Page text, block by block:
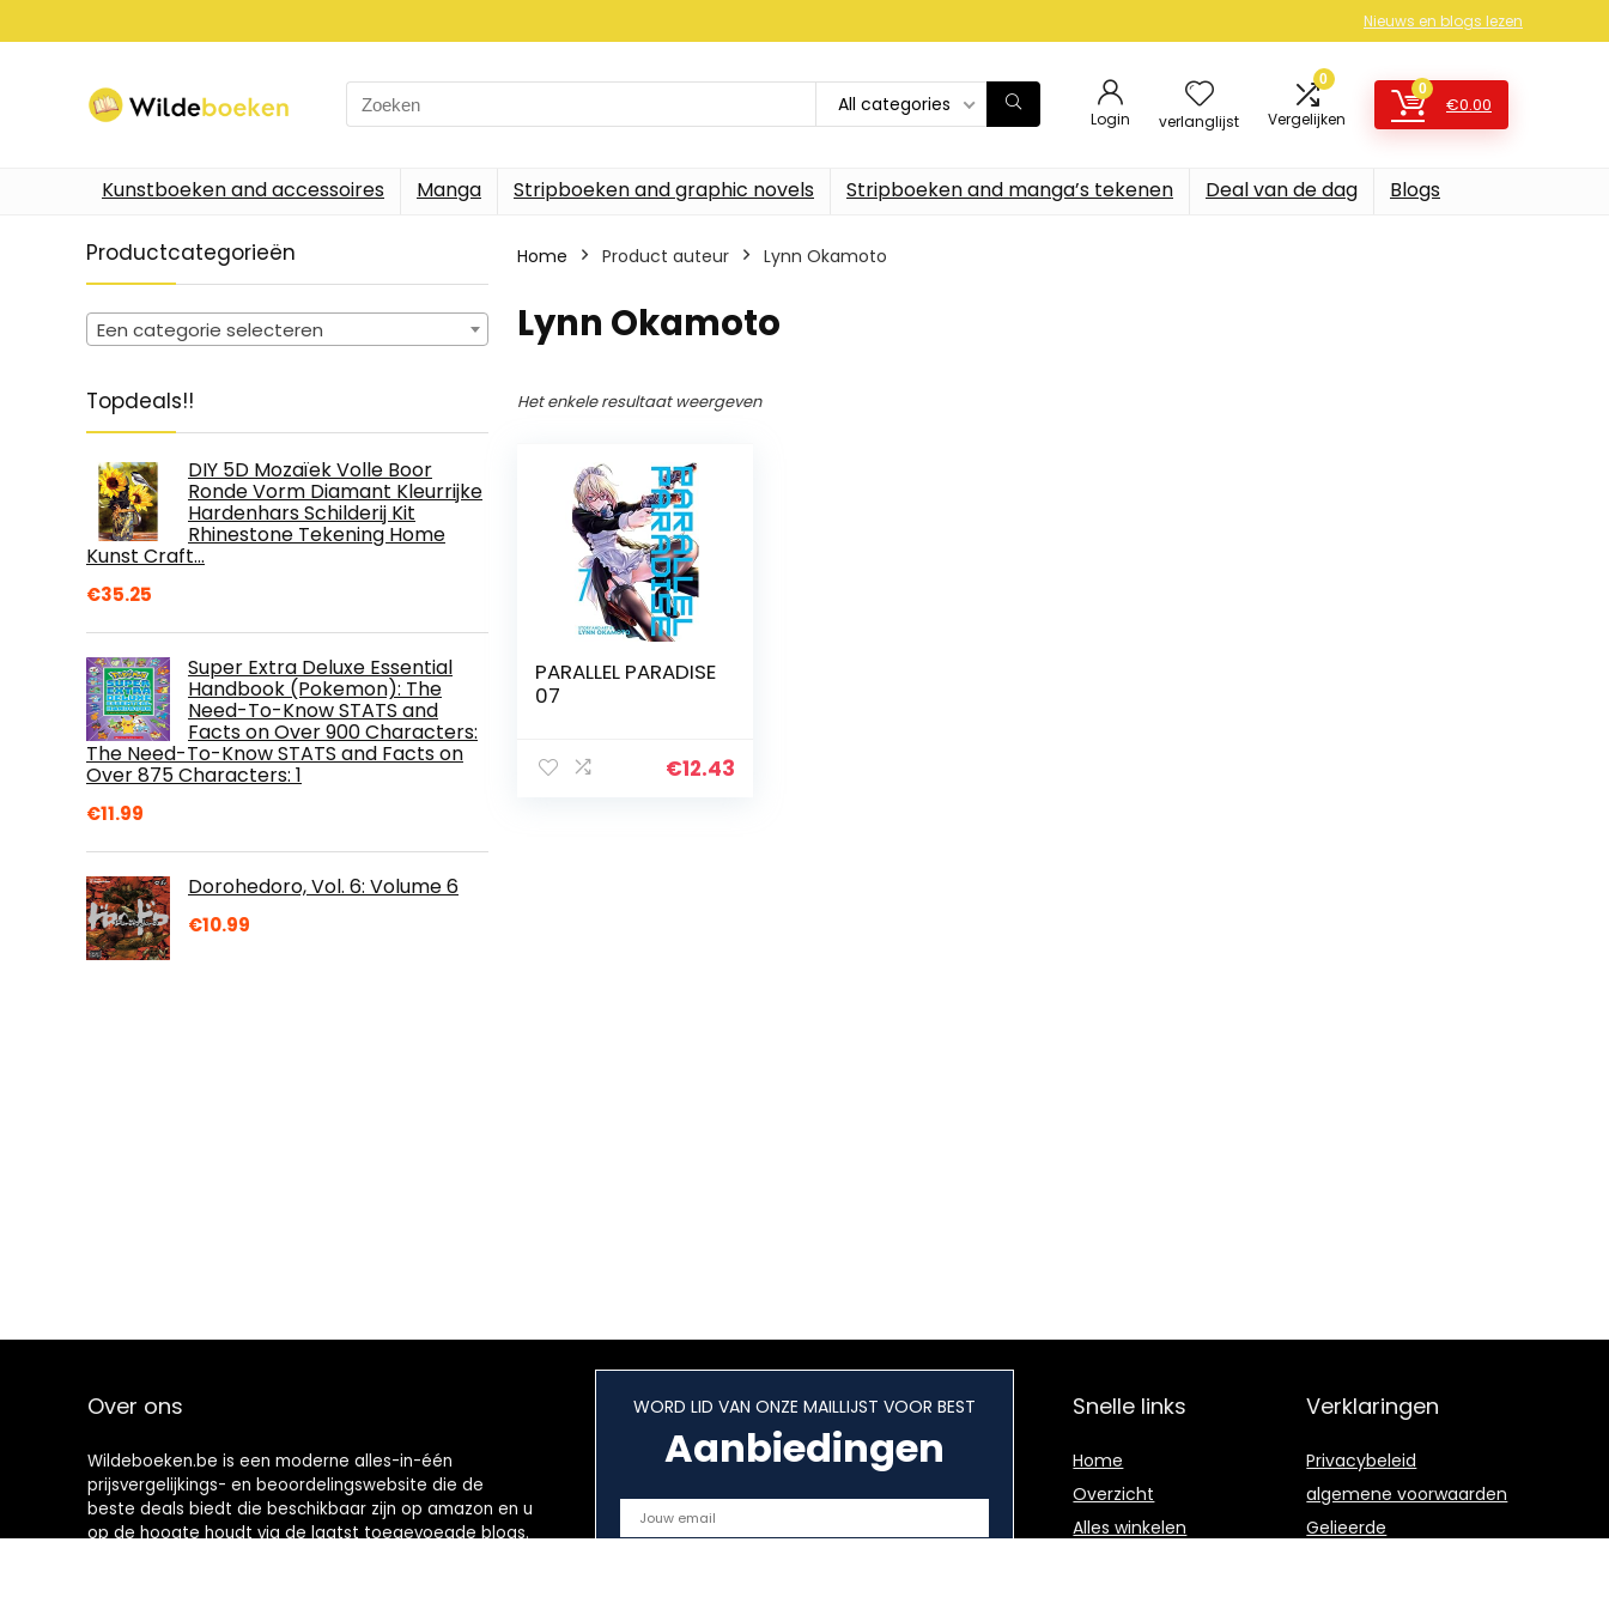
Nieuws en blogs lezen
Search
for:
All categories
Login verlanglijst
0
Vergelijken
0
€0.00
Kunstboeken and accessoires Manga Stripboeken and graphic novels Stripboeken and manga’s tekenen Deal van de dag Blogs
Productcategorieën
Een categorie selecteren
Topdeals!!
DIY 5D Mozaïek Volle Boor
Ronde Vorm Diamant Kleurrijke
Hardenhars Schilderij Kit
Rhinestone Tekening Home
Kunst Craft…
€35.25
Super Extra Deluxe Essential
Handbook (Pokemon): The
Need-To-Know STATS and
Facts on Over 900 Characters:
The Need-To-Know STATS and Facts on
Over 875 Characters: 1
€11.99
Dorohedoro, Vol. 6: Volume 6
€10.99
Home Product auteur Lynn Okamoto
Lynn Okamoto
Het enkele resultaat weergeven
PARALLEL PARADISE
07
€12.43
Over ons
Wildeboeken.be is een moderne alles-in-één
prijsvergelijkings- en beoordelingswebsite die de
beste deals biedt die beschikbaar zijn op amazon en u
op de hoogte houdt via de laatst toegevoegde blogs.
WORD LID VAN ONZE MAILLIJST VOOR BEST
Aanbiedingen
Snelle links
Home
Overzicht
Alles winkelen
Verklaringen
Privacybeleid
algemene voorwaarden
Gelieerde